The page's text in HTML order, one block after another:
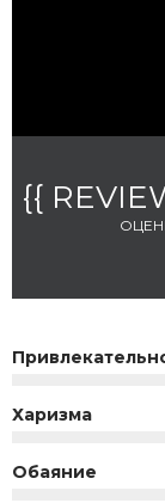
{{
Харизма
Обаяние